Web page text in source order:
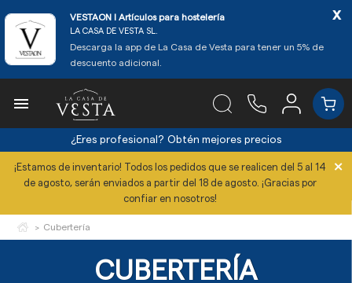
VESTAON l Artículos para hostelería
LA CASA DE VESTA SL.
Descarga la app de La Casa de Vesta para tener un 5% de
descuento adicional.
x

¿Eres profesional? Obtén mejores precios
¡Estamos de inventario! Todos los pedidos que se realicen del 5 al 14
de agosto, serán enviados a partir del 18 de agosto. ¡Gracias por
confiar en nosotros!
×
Cubertería
CUBERTERÍA